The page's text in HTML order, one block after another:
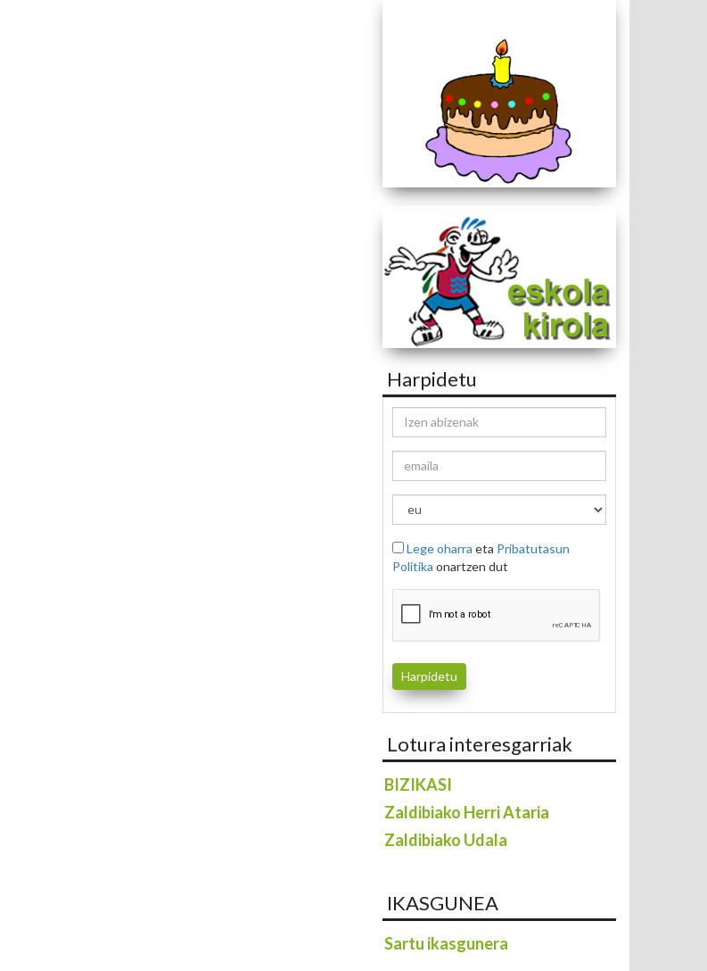
Harpidetu
Lege oharra eta Pribatutasun
Politika onartzen dut
Lotura interesgarriak
BIZIKASI
Zaldibiako Herri Ataria
Zaldibiako Udala
IKASGUNEA
Sartu ikasgunera